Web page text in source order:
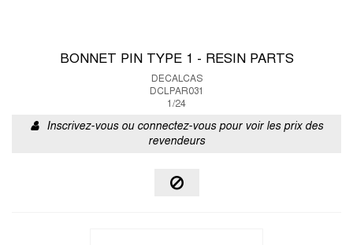
BONNET PIN TYPE 1 - RESIN PARTS
DECALCAS
DCLPAR031
1/24
Inscrivez-vous ou connectez-vous pour voir les prix des
revendeurs